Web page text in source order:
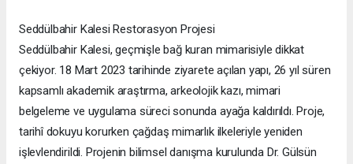
Seddülbahir Kalesi Restorasyon Projesi
Seddülbahir Kalesi, geçmişle bağ kuran mimarisiyle dikkat
çekiyor. 18 Mart 2023 tarihinde ziyarete açılan yapı, 26 yıl süren
kapsamlı akademik araştırma, arkeolojik kazı, mimari
belgeleme ve uygulama süreci sonunda ayağa kaldırıldı. Proje,
tarihî dokuyu korurken çağdaş mimarlık ilkeleriyle yeniden
işlevlendirildi. Projenin bilimsel danışma kurulunda Dr. Gülsün